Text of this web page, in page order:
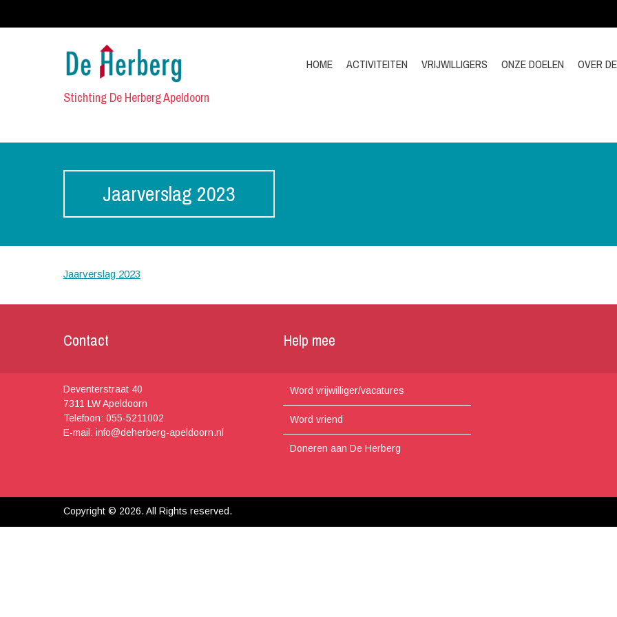
Stichting De Herberg Apeldoorn
HOME ACTIVITEITEN VRIJWILLIGERS ONZE DOELEN OVER
Jaarverslag 2023
Jaarverslag 2023
Contact
Deventerstraat 40
7311 LW Apeldoorn
Telefoon: 055-5211002
E-mail: info@deherberg-apeldoorn.nl
Help mee
Word vrijwilliger/vacatures
Word vriend
Doneren aan De Herberg
Copyright © 2026. All Rights reserved.